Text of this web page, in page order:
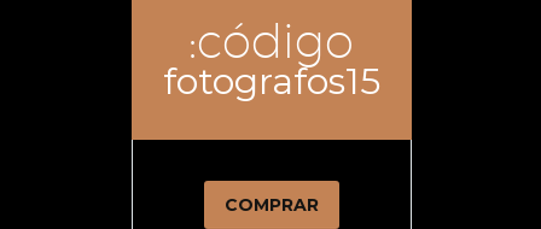
:código
fotografos15
COMPRAR